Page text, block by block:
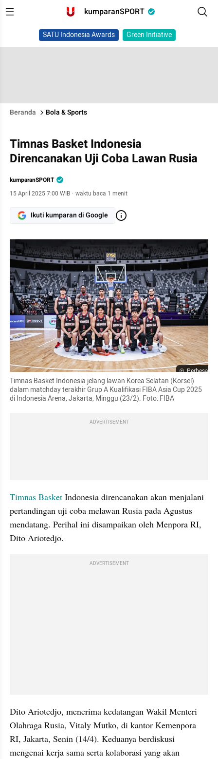
kumparanSPORT
SATU Indonesia Awards Green Initiative
Beranda Bola & Sports
Timnas Basket Indonesia
Direncanakan Uji Coba Lawan Rusia
kumparanSPORT
15 April 2025 7:00 WIB · waktu baca 1 menit
Ikuti kumparan di Google
Perbesar
Timnas Basket Indonesia jelang lawan Korea Selatan (Korsel)
dalam matchday terakhir Grup A Kualifikasi FIBA Asia Cup 2025
di Indonesia Arena, Jakarta, Minggu (23/2). Foto: FIBA
ADVERTISEMENT
Timnas Basket Indonesia direncanakan akan menjalani
pertandingan uji coba melawan Rusia pada Agustus
mendatang. Perihal ini disampaikan oleh Menpora RI,
Dito Ariotedjo.
ADVERTISEMENT
Dito Ariotedjo, menerima kedatangan Wakil Menteri
Olahraga Rusia, Vitaly Mutko, di kantor Kemenpora
RI, Jakarta, Senin (14/4). Keduanya berdiskusi
mengenai kerja sama serta kolaborasi yang akan